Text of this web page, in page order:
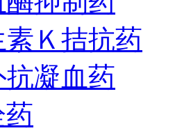
素Ｋ拮抗药
抗凝血药